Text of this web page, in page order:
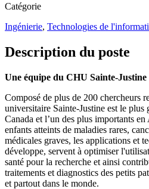
Catégorie
Ingénierie, Technologies de
Description du poste
Une équipe du CHU Sainte-Justine
Composé de plus de 200 chercheurs
universitaire Sainte-Justine est le plus
Canada et l’un des plus importants
enfants atteints de maladies rares,
médicales graves, les applications et
développe, servent à optimiser
santé pour la recherche et ainsi
traitements et diagnostics des petits
et partout dans le monde.